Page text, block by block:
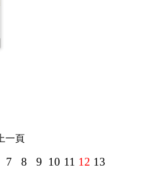
上一頁
7 8 9 10 11 12 13